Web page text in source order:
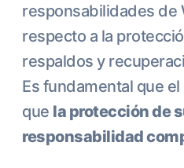
responsabilidades de
respecto a la
respaldos y
Es fundamental que
que la protección de
responsabilidad